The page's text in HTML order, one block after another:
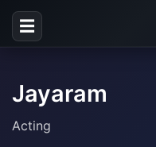
☰
Jayaram
Acting